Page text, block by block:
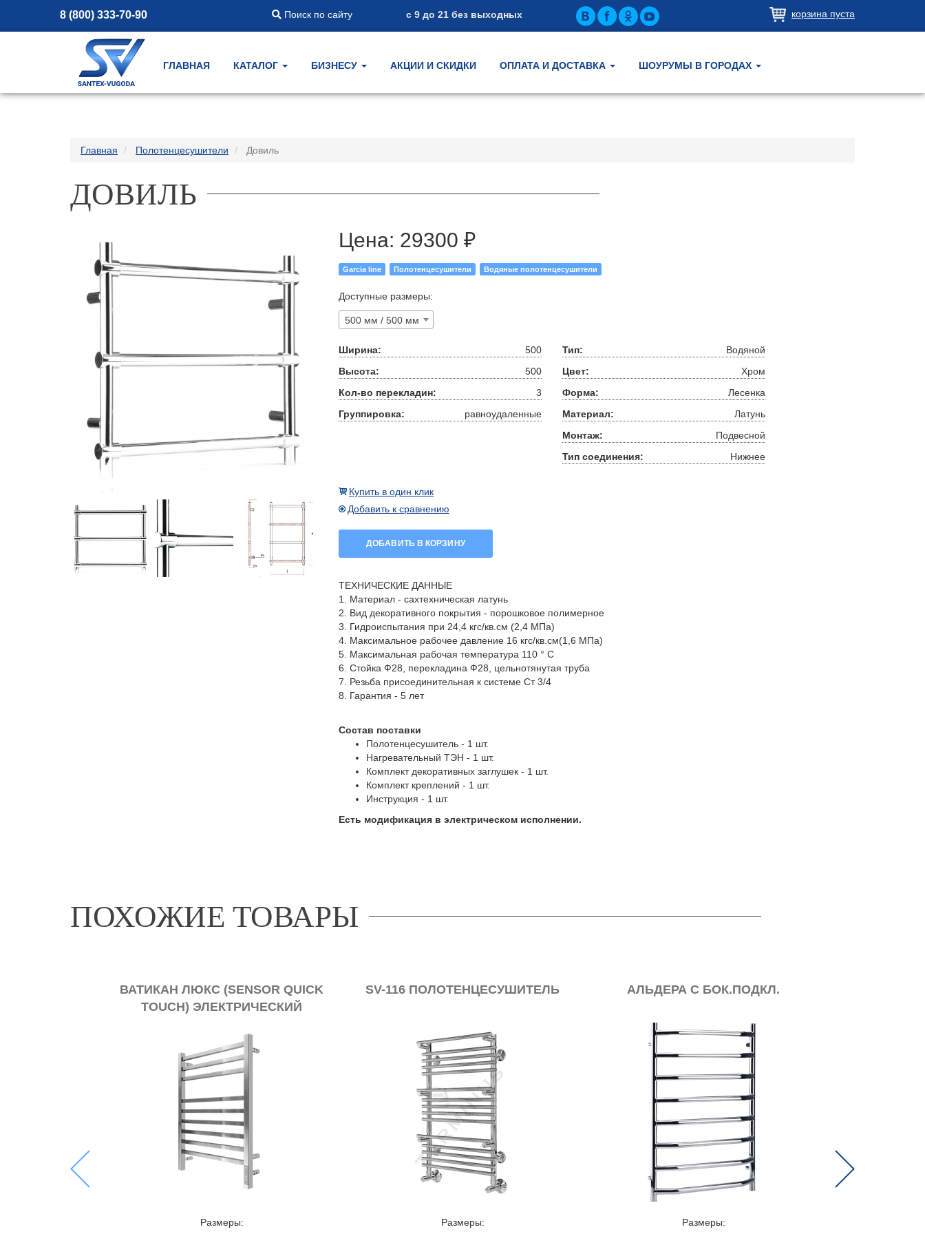
8 (800) 333-70-90 Поиск по сайту с 9 до 21 без выходных корзина пуста
ГЛАВНАЯ КАТАЛОГ БИЗНЕСУ АКЦИИ И СКИДКИ ОПЛАТА И ДОСТАВКА ШОУРУМЫ В ГОРОДАХ
Главная Полотенцесушители Довиль
ДОВИЛЬ
Цена: 29300 ₽
Garcia line Полотенцесушители Водяные полотенцесушители
Доступные размеры:
500 мм / 500 мм
Ширина:
500
Высота:
500
Кол-во перекладин:
3
Группировка:
равноудаленные
Тип:
Водяной
Цвет:
Хром
Форма:
Лесенка
Материал:
Латунь
Монтаж:
Подвесной
Тип соединения:
Нижнее
Купить в один клик
Добавить к сравнению
ДОБАВИТЬ В КОРЗИНУ
ТЕХНИЧЕСКИЕ ДАННЫЕ
1. Материал - сахтехническая латунь
2. Вид декоративного покрытия - порошковое полимерное
3. Гидроиспытания при 24,4 кгс/кв.см (2,4 МПа)
4. Максимальное рабочее давление 16 кгс/кв.см(1,6 МПа)
5. Максимальная рабочая температура 110 ° С
6. Стойка Ф28, перекладина Ф28, цельнотянутая труба
7. Резьба присоединительная к системе Ст 3/4
8. Гарантия - 5 лет
Состав поставки
Полотенцесушитель - 1 шт.
Нагревательный ТЭН - 1 шт.
Комплект декоративных заглушек - 1 шт.
Комплект креплений - 1 шт.
Инструкция - 1 шт.
Есть модификация в электрическом исполнении.
ПОХОЖИЕ ТОВАРЫ
ВАТИКАН ЛЮКС (SENSOR QUICK
TOUCH) ЭЛЕКТРИЧЕСКИЙ
Размеры:
SV-116 ПОЛОТЕНЦЕСУШИТЕЛЬ
Размеры:
АЛЬДЕРА С БОК.ПОДКЛ.
Размеры: